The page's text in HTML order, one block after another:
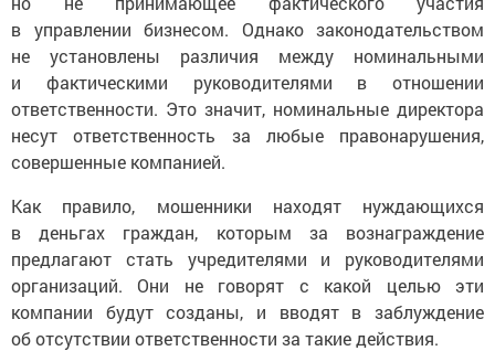
в управлении бизнесом. Однако законодательством
не установлены различия между номинальными
и фактическими руководителями в отношении
ответственности. Это значит, номинальные директора
несут ответственность за любые правонарушения,
совершенные компанией.
Как правило, мошенники находят нуждающихся
в деньгах граждан, которым за вознаграждение
предлагают стать учредителями и руководителями
организаций. Они не говорят с какой целью эти
компании будут созданы, и вводят в заблуждение
об отсутствии ответственности за такие действия.